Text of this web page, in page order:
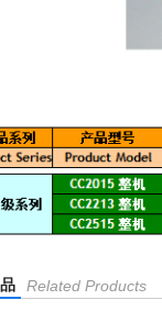
Related Products